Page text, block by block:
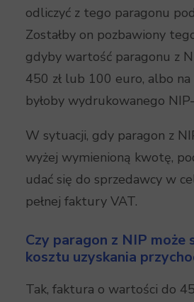
odliczyć z tego paragonu
Zostałby on pozbawiony
gdyby wartość paragonu z
450 zł lub 100 euro, albo
byłoby wydrukowanego
W sytuacji, gdy paragon z
wyżej wymienioną kwotę,
udać się do sprzedawcy w
pełnej faktury VAT.
Czy paragon z NIP może
kosztu uzyskania
Tak, faktura o wartości do